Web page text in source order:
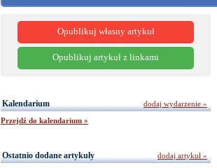
Opublikuj własny artykuł
Opublikuj artykuł z linkami
Kalendarium
Przejdź do kalendarium »
dodaj wydarzenie »
Ostatnio dodane artykuły
dodaj artykuł »